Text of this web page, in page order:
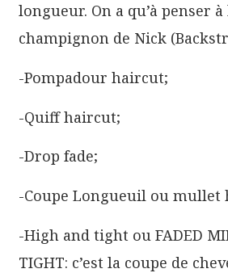
longueur. On a qu’à penser
champignon de Nick
-Pompadour haircut;
-Quiff haircut;
-Drop fade;
-Coupe Longueuil ou mullet
-High and tight ou FADED
TIGHT: c’est la coupe de